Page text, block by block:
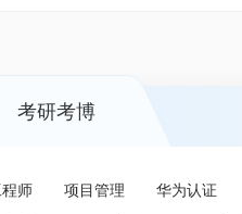
考研考博
师 项目管理 华为认证